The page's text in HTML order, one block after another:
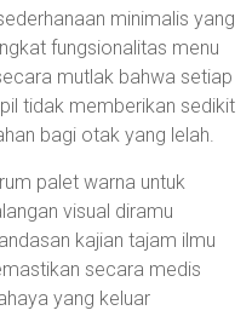
minimalis yang
fungsionalitas menu
mutlak bahwa setiap
tidak memberikan sedikit
bagi otak yang lelah.
palet warna untuk
visual diramu
kajian tajam ilmu
secara medis
yang keluar